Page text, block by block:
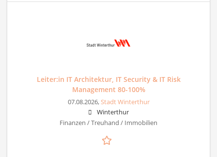
Leiter:in IT Architektur, IT Security & IT Risk
Management 80-100%
07.08.2026,Stadt Winterthur
Winterthur
Finanzen / Treuhand / Immobilien